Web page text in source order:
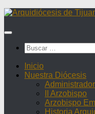
Saltar
contenido
Buscar:
Inicio
Nuestra Diócesis
II Arzobispo
Arzobispo
Historia